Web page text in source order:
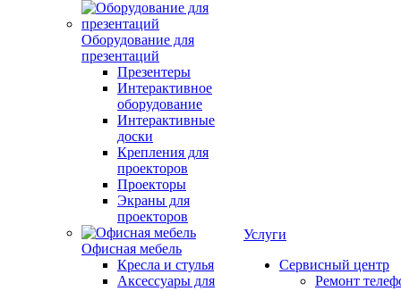
Оборудование для
презентаций
Презентеры
Интерактивное
оборудование
Интерактивные
доски
Крепления для
проекторов
Проекторы
Экраны для
проекторов
Офисная мебель
Кресла и стулья
Аксессуары для
Услуги
Сервисный центр
Ремонт